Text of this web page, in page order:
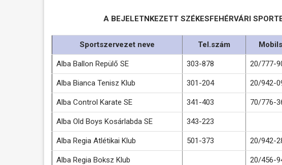
A BEJELETNKEZETT SZÉKESFEHÉRVÁRI
Sportszervezet neve Tel.szám
Alba Ballon Repülő SE 303-878 20/777-
Alba Bianca Tenisz Klub 301-204 20/942-
Alba Control Karate SE 341-403 70/776-
Alba Old Boys Kosárlabda SE 343-223
Alba Regia Atlétikai Klub 501-373 20/942-
Alba Regia Boksz Klub 20/456-